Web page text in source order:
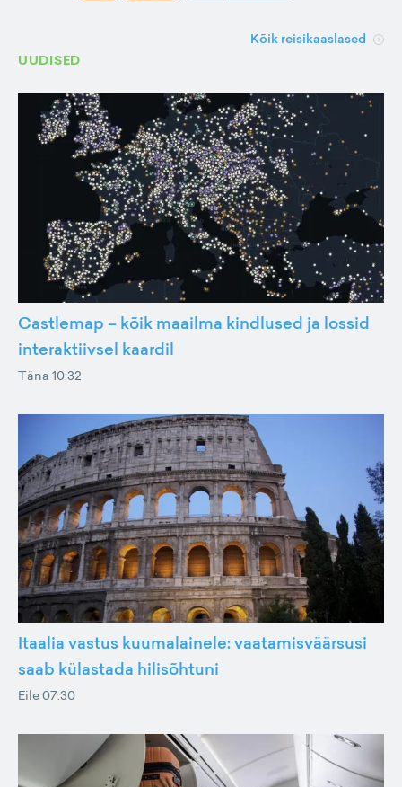
Kõik reisikaaslased
UUDISED
Castlemap – kõik maailma kindlused ja lossid
interaktiivsel kaardil
Täna 10:32
Itaalia vastus kuumalainele: vaatamisväärsusi
saab külastada hilisõhtuni
Eile 07:30